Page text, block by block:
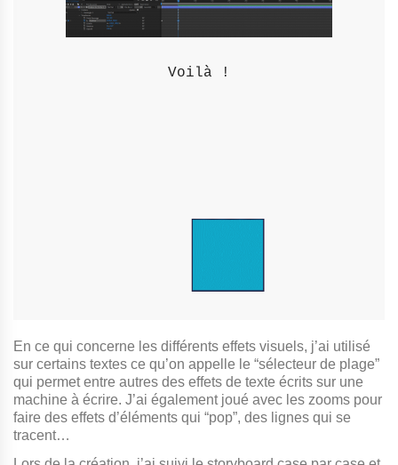
Voilà !
En ce qui concerne les différents effets visuels, j’ai utilisé
sur certains textes ce qu’on appelle le “sélecteur de plage”
qui permet entre autres des effets de texte écrits sur une
machine à écrire. J’ai également joué avec les zooms pour
faire des effets d’éléments qui “pop”, des lignes qui se
tracent…